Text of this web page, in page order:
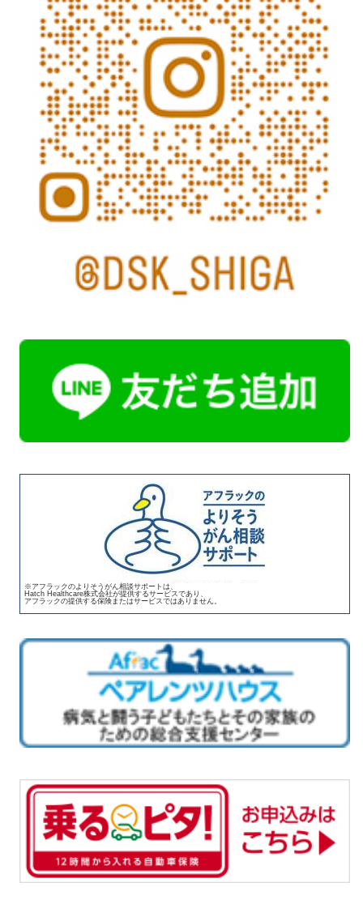
※アフラックのよりそうがん相談サポートは、
Hatch Healthcare株式会社が提供するサービスであり、
アフラックの提供する保険またはサービスではありません。